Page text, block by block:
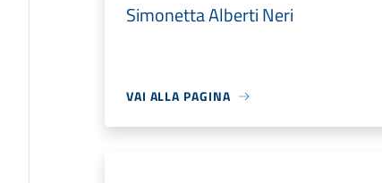
Simonetta Alberti Neri
VAI ALLA PAGINA